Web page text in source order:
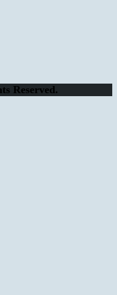
Reserved.